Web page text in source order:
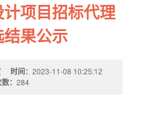
项目招标代理
果公示
时间： 2023-11-08 10:25:12
： 284